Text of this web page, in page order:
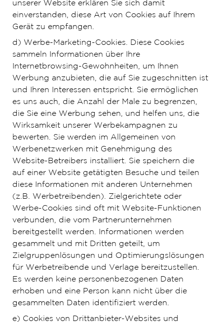
unserer Website erklären Sie sich damit
einverstanden, diese Art von Cookies auf Ihrem
Gerät zu empfangen.
d) Werbe-Marketing-Cookies. Diese Cookies
sammeln Informationen über Ihre
Internetbrowsing-Gewohnheiten, um Ihnen
Werbung anzubieten, die auf Sie zugeschnitten ist
und Ihren Interessen entspricht. Sie ermöglichen
es uns auch, die Anzahl der Male zu begrenzen,
die Sie eine Werbung sehen, und helfen uns, die
Wirksamkeit unserer Werbekampagnen zu
bewerten. Sie werden im Allgemeinen von
Werbenetzwerken mit Genehmigung des
Website-Betreibers installiert. Sie speichern die
auf einer Website getätigten Besuche und teilen
diese Informationen mit anderen Unternehmen
(z.B. Werbetreibenden). Zielgerichtete oder
Werbe-Cookies sind oft mit Website-Funktionen
verbunden, die vom Partnerunternehmen
bereitgestellt werden. Informationen werden
gesammelt und mit Dritten geteilt, um
Zielgruppenlösungen und Optimierungslösungen
für Werbetreibende und Verlage bereitzustellen.
Es werden keine personenbezogenen Daten
erhoben und eine Person kann nicht über die
gesammelten Daten identifiziert werden.
e) Cookies von Drittanbieter-Websites und